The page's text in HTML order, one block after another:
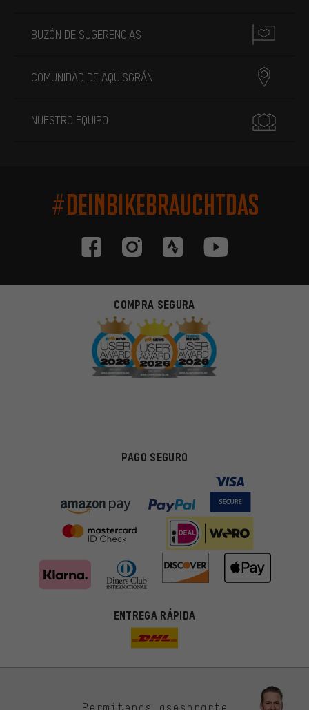
BUZÓN DE SUGERENCIAS
COMUNIDAD DE AQUISGRÁN
NUESTRO EQUIPO
#DEINBIKEBRAUCHTDAS
COMPRA SEGURA
PAGO SEGURO
ENTREGA RÁPIDA